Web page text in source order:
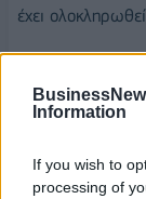
Information
If you wish to
processing of
έχει
ii. Έκδοση της
πρωτοβουλία
Οικονομικών,
iii. Σύνταξη του